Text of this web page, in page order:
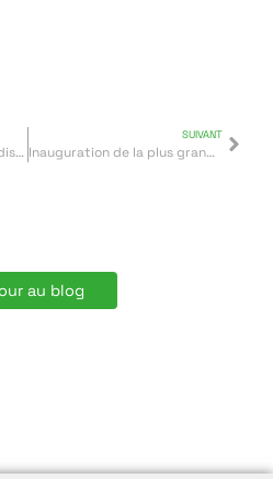
Un système de contrôle à distance novateur
SUIVANT
Inauguration de la plus grande centrale solaire du monde
au blog